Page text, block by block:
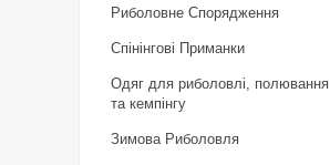
Риболовне Спорядження
Спінінгові Приманки
Одяг для риболовлі, полювання
та кемпінгу
Зимова Риболовля